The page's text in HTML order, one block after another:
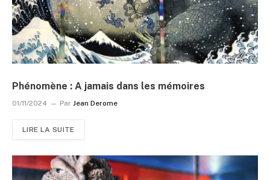
Phénomène : A jamais dans les mémoires
01/11/2024 Par Jean Derome
LIRE LA SUITE